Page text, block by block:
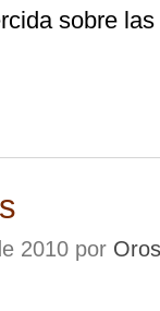
sobre
2010 por